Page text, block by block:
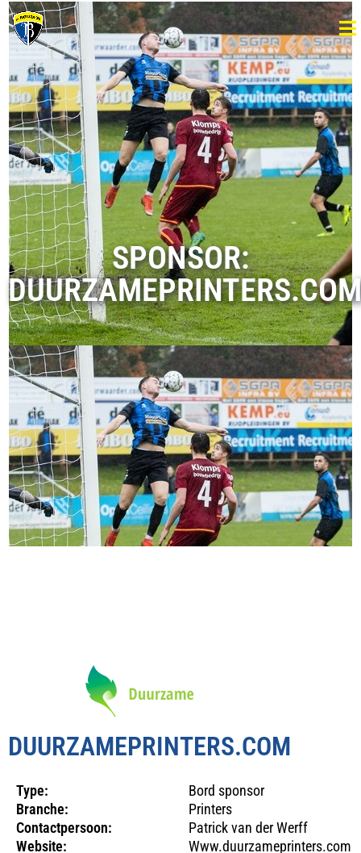
SPONSOR:
DUURZAMEPRINTERS.COM
DUURZAMEPRINTERS.COM
Type:
Branche:
Contactpersoon:
Website:
Bord sponsor
Printers
Patrick van der Werff
Www.duurzameprinters.com